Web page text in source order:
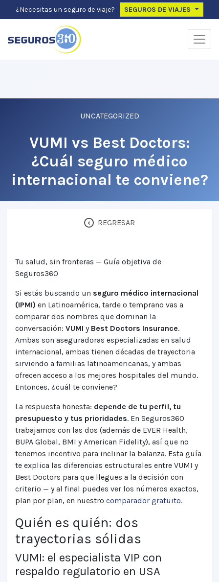
GRATIS
Analizamos tu reclamo rechazado en 3 minutos con IA.
Analizar mi caso →
×
¿Necesitas un seguro de viaje? SEGUROS DE VIAJES
UNCATEGORIZED
VUMI vs Best Doctors:
¿Cuál seguro médico
internacional te conviene?
‹ REGRESAR
Tu salud, sin fronteras — Guía objetiva de
Seguros360
Si estás buscando un seguro médico internacional
(IPMI) en Latinoamérica, tarde o temprano vas a
comparar dos nombres que dominan la
conversación: VUMI y Best Doctors Insurance.
Ambas son aseguradoras especializadas en salud
internacional, ambas tienen décadas de trayectoria
sirviendo a familias latinoamericanas, y ambas
ofrecen acceso a los mejores hospitales del mundo.
Entonces, ¿cuál te conviene?
La respuesta honesta: depende de tu perfil, tu
presupuesto y tus prioridades. En Seguros360
trabajamos con las dos (además de EVER Health,
BUPA Global, BMI y American Fidelity), así que no
tenemos incentivo para inclinar la balanza. Esta guía
te explica las diferencias estructurales entre VUMI y
Best Doctors para que llegues a la decisión con
criterio — y al final puedes ver los números exactos,
plan por plan, en nuestro comparador gratuito.
Quién es quién: dos
trayectorias sólidas
VUMI: el especialista VIP con
respaldo regulatorio en USA